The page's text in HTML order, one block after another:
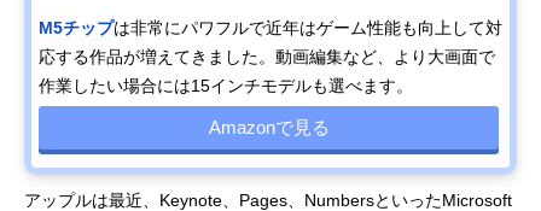
M5チップは非常にパワフルで近年はゲーム性能も向上して対
応する作品が増えてきました。動画編集など、より大画面で
作業したい場合には15インチモデルも選べます。
Amazonで見る
アップルは最近、Keynote、Pages、NumbersといったMicrosoft